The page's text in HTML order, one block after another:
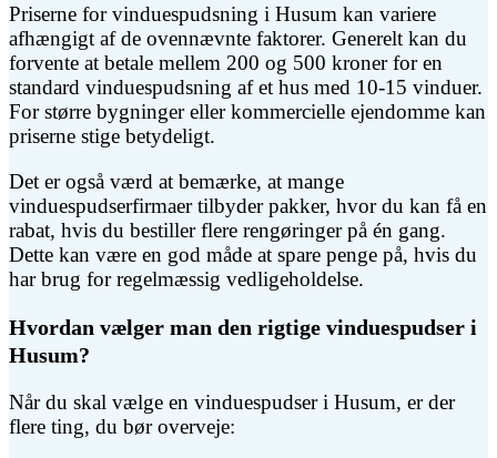
Priserne for vinduespudsning i Husum kan variere
afhængigt af de ovennævnte faktorer. Generelt kan du
forvente at betale mellem 200 og 500 kroner for en
standard vinduespudsning af et hus med 10-15 vinduer.
For større bygninger eller kommercielle ejendomme kan
priserne stige betydeligt.
Det er også værd at bemærke, at mange
vinduespudserfirmaer tilbyder pakker, hvor du kan få en
rabat, hvis du bestiller flere rengøringer på én gang.
Dette kan være en god måde at spare penge på, hvis du
har brug for regelmæssig vedligeholdelse.
Hvordan vælger man den rigtige vinduespudser i
Husum?
Når du skal vælge en vinduespudser i Husum, er der
flere ting, du bør overveje: